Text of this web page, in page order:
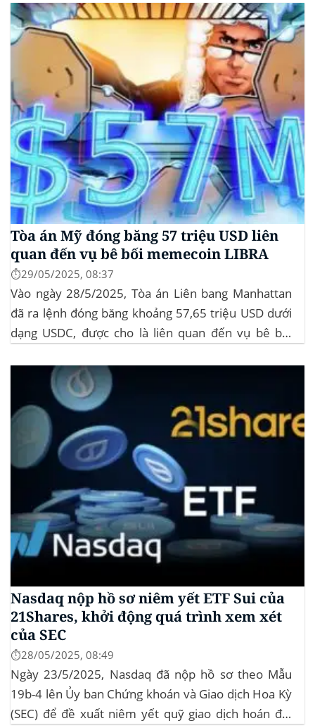
không yêu cầu mức đầu tư tối thiểu. mTBILL được
bảo chứng bằng...
Tòa án Mỹ đóng băng 57 triệu USD liên
quan đến vụ bê bối memecoin LIBRA
⏱️29/05/2025, 08:37
Vào ngày 28/5/2025, Tòa án Liên bang Manhattan
đã ra lệnh đóng băng khoảng 57,65 triệu USD dưới
dạng USDC, được cho là liên quan đến vụ bê bối
tập thể do Burwick Law đại diện, cáo buộc các công
Nasdaq nộp hồ sơ niêm yết ETF Sui của
21Shares, khởi động quá trình xem xét
của SEC
⏱️28/05/2025, 08:49
Ngày 23/5/2025, Nasdaq đã nộp hồ sơ theo Mẫu
19b-4 lên Ủy ban Chứng khoán và Giao dịch Hoa Kỳ
(SEC) để đề xuất niêm yết quỹ giao dịch hoán đổi